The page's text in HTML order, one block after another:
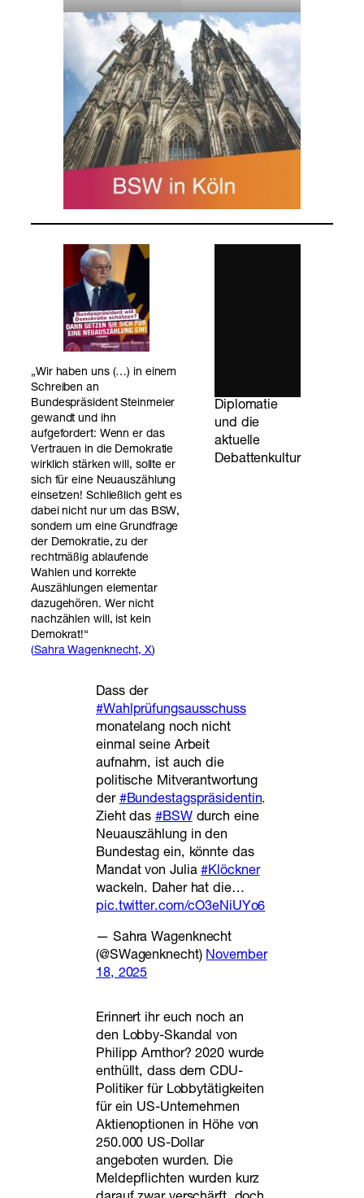
„Wir haben uns (…) in einem
Schreiben an
Bundespräsident Steinmeier
gewandt und ihn
aufgefordert: Wenn er das
Vertrauen in die Demokratie
wirklich stärken will, sollte er
sich für eine Neuauszählung
einsetzen! Schließlich geht es
dabei nicht nur um das BSW,
sondern um eine Grundfrage
der Demokratie, zu der
rechtmäßig ablaufende
Wahlen und korrekte
Auszählungen elementar
dazugehören. Wer nicht
nachzählen will, ist kein
Demokrat!“
(Sahra Wagenknecht, X)
Diplomatie
und die
aktuelle
Debattenkultur
Dass der
#Wahlprüfungsausschuss
monatelang noch nicht
einmal seine Arbeit
aufnahm, ist auch die
politische Mitverantwortung
der #Bundestagspräsidentin.
Zieht das#BSWdurch eine
Neuauszählung in den
Bundestag ein, könnte das
Mandat von Julia#Klöckner
wackeln. Daher hat die…
pic.twitter.com/cO3eNiUYo6
— Sahra Wagenknecht
(@SWagenknecht) November
18, 2025
Erinnert ihr euch noch an
den Lobby-Skandal von
Philipp Amthor? 2020 wurde
enthüllt, dass dem CDU-
Politiker für Lobbytätigkeiten
für ein US-Unternehmen
Aktienoptionen in Höhe von
250.000 US-Dollar
angeboten wurden. Die
Meldepflichten wurden kurz